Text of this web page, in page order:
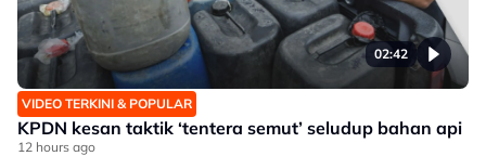
02:42
VIDEO TERKINI & POPULAR
KPDN kesan taktik ‘tentera semut’ seludup bahan api
12 hours ago